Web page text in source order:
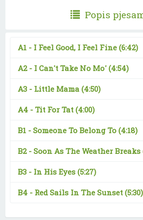
Popis
A1 - I Feel Good, I Feel Fine (6:42)
A2 - I Can't Take No Mo' (4:54)
A3 - Little Mama (4:50)
A4 - Tit For Tat (4:00)
B1 - Someone To Belong To (4:18)
B2 - Soon As The Weather Breaks
B3 - In His Eyes (5:27)
B4 - Red Sails In The Sunset (5:30)